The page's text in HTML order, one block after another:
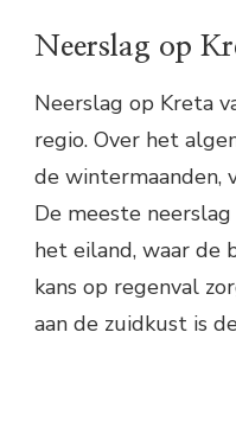
Neerslag op
Neerslag op Kreta
regio. Over het
de wintermaanden,
De meeste
het eiland, waar de
kans op regenval
aan de zuidkust is